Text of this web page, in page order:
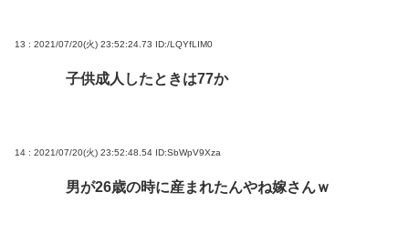
13 : 2021/07/20(火) 23:52:24.73 ID:/LQYfLIM0
子供成人したときは77か
14 : 2021/07/20(火) 23:52:48.54 ID:SbWpV9Xza
男が26歳の時に産まれたんやね嫁さんｗ